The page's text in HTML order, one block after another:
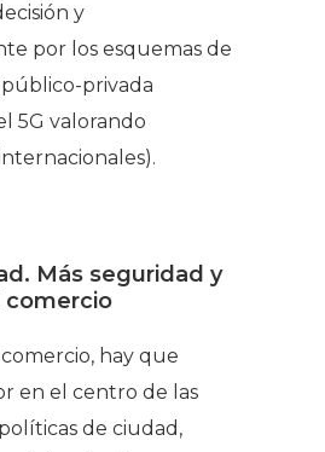
y
por los esquemas de
privada
5G valorando
Más seguridad y
hay que
en el centro de las
de ciudad,